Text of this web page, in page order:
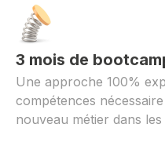
3 mois de
Une approche 100%
compétences
nouveau métier dans